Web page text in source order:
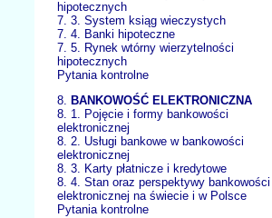
hipotecznych
7. 3. System ksiąg wieczystych
7. 4. Banki hipoteczne
7. 5. Rynek wtórny wierzytelności
hipotecznych
Pytania kontrolne
8. BANKOWOŚĆ ELEKTRONICZNA
8. 1. Pojęcie i formy bankowości
elektronicznej
8. 2. Usługi bankowe w bankowości
elektronicznej
8. 3. Karty płatnicze i kredytowe
8. 4. Stan oraz perspektywy bankowości
elektronicznej na świecie i w Polsce
Pytania kontrolne